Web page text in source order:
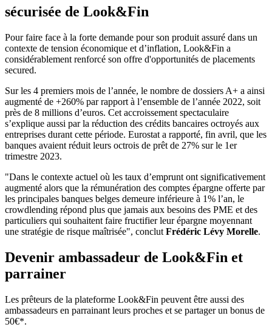
sécurisée de Look&Fin
Pour faire face à la forte demande pour son produit assuré dans un
contexte de tension économique et d’inflation, Look&Fin a
considérablement renforcé son offre d'opportunités de placements
secured.
Sur les 4 premiers mois de l’année, le nombre de dossiers A+ a ainsi
augmenté de +260% par rapport à l’ensemble de l’année 2022, soit
près de 8 millions d’euros. Cet accroissement spectaculaire
s’explique aussi par la réduction des crédits bancaires octroyés aux
entreprises durant cette période. Eurostat a rapporté, fin avril, que les
banques avaient réduit leurs octrois de prêt de 27% sur le 1er
trimestre 2023.
"Dans le contexte actuel où les taux d’emprunt ont significativement
augmenté alors que la rémunération des comptes épargne offerte par
les principales banques belges demeure inférieure à 1% l’an, le
crowdlending répond plus que jamais aux besoins des PME et des
particuliers qui souhaitent faire fructifier leur épargne moyennant
une stratégie de risque maîtrisée", conclut Frédéric Lévy Morelle.
Devenir ambassadeur de Look&Fin et
parrainer
Les prêteurs de la plateforme Look&Fin peuvent être aussi des
ambassadeurs en parrainant leurs proches et se partager un bonus de
50€*.